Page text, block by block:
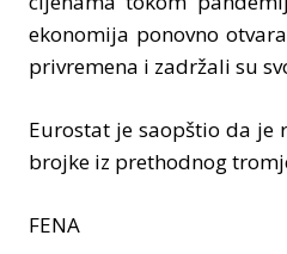
ekonomija ponovno
privremena i zadržali su
Eurostat je saopštio da je
brojke iz prethodnog
FENA